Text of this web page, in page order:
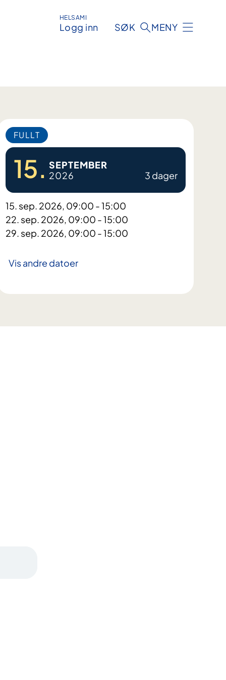
HELSAMI
Logg inn SØK MENY
FULLT
15. SEPTEMBER
2026
3 dager
15. sep. 2026, 09:00 - 15:00
22. sep. 2026, 09:00 - 15:00
29. sep. 2026, 09:00 - 15:00
Vis andre datoer